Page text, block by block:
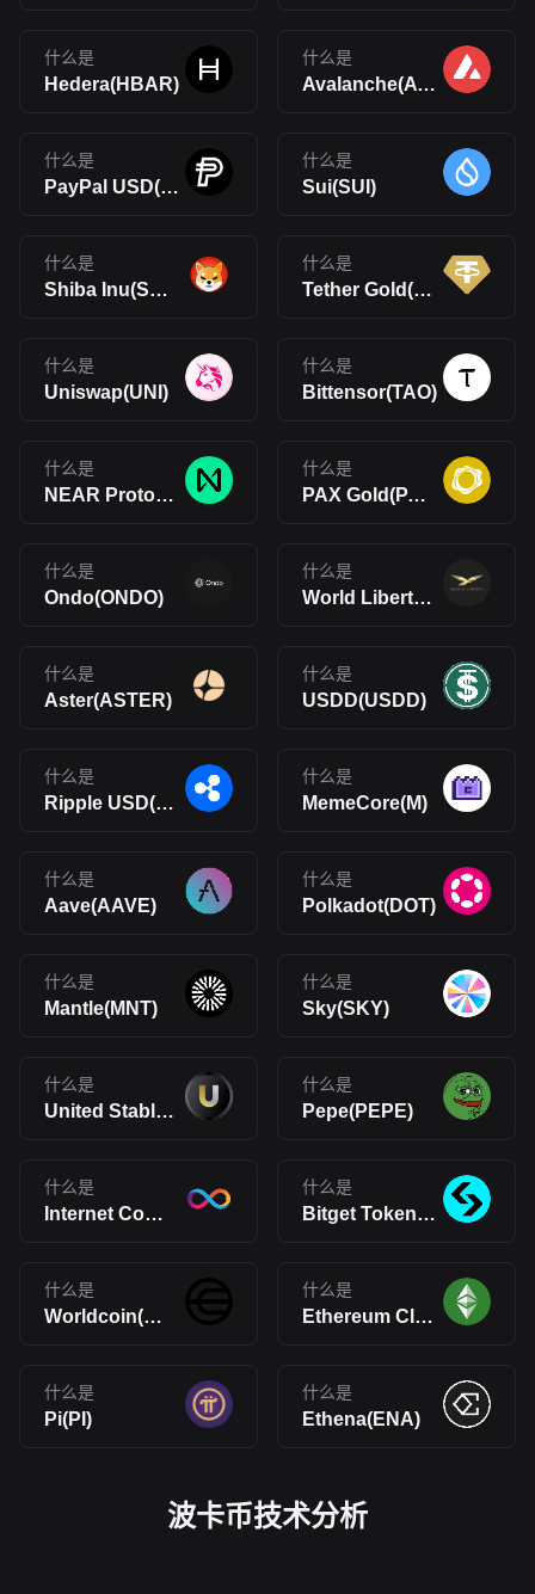
什么是
Hedera(HBAR)
什么是
Avalanche(AVAX)
什么是
PayPal USD(PYUSD)
什么是
Sui(SUI)
什么是
Shiba Inu(SHIB)
什么是
Tether Gold(XAUt)
什么是
Uniswap(UNI)
什么是
Bittensor(TAO)
什么是
NEAR Protocol(NEAR)
什么是
PAX Gold(PAXG)
什么是
Ondo(ONDO)
什么是
World Liberty Financial(WLFI)
什么是
Aster(ASTER)
什么是
USDD(USDD)
什么是
Ripple USD(RLUSD)
什么是
MemeCore(M)
什么是
Aave(AAVE)
什么是
Polkadot(DOT)
什么是
Mantle(MNT)
什么是
Sky(SKY)
什么是
United Stables(U)
什么是
Pepe(PEPE)
什么是
Internet Computer(ICP)
什么是
Bitget Token(BGB)
什么是
Worldcoin(WLD)
什么是
Ethereum Classic(ETC)
什么是
Pi(PI)
什么是
Ethena(ENA)
波卡币技术分析